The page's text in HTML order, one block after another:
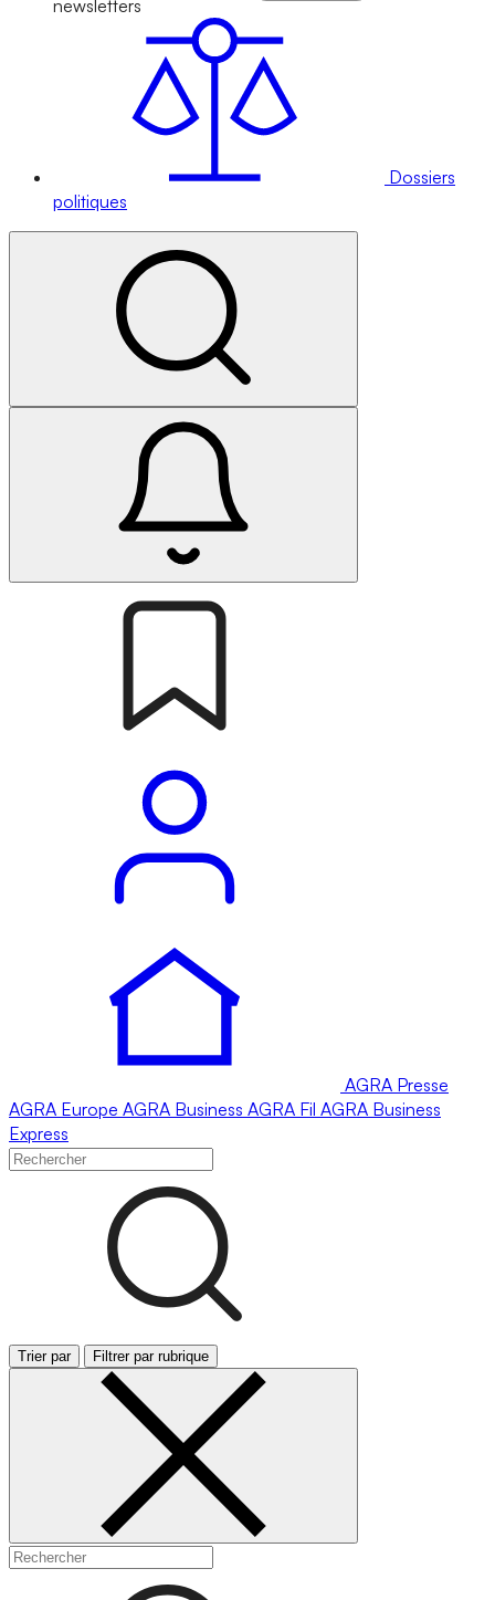
newsletters
Dossiers
politiques
AGRA Presse
AGRA Europe AGRA Business AGRA Fil AGRA Business
Express
Trier par Filtrer par rubrique